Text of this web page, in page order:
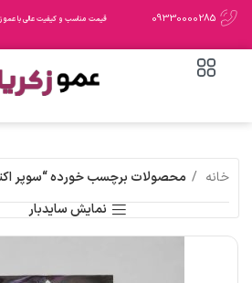
09330000285 قیمت مناسب و کیفیت عالی با عمو
خانه محصولات برچسب خورده “سوپر
نمایش سایدبار